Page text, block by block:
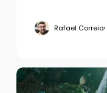
Rafael Correia
Review
–